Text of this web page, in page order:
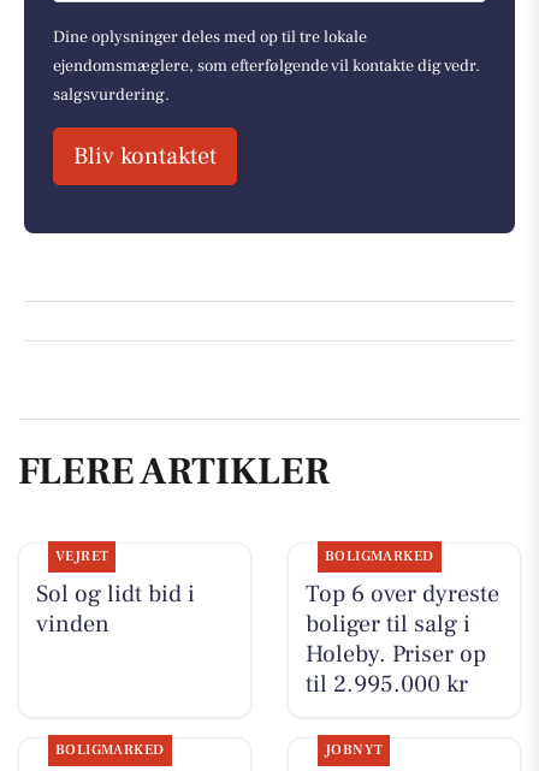
Dine oplysninger deles med op til tre lokale
ejendomsmæglere, som efterfølgende vil kontakte dig vedr.
salgsvurdering.
Bliv kontaktet
FLERE ARTIKLER
VEJRET
Sol og lidt bid i
vinden
BOLIGMARKED
Top 6 over dyreste
boliger til salg i
Holeby. Priser op
til 2.995.000 kr
BOLIGMARKED JOBNYT